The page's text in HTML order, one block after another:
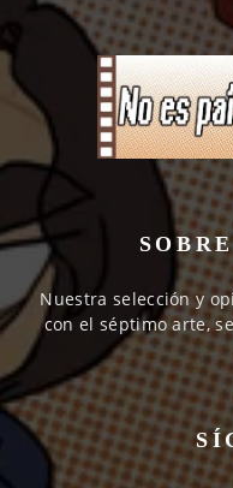
Nuestra selección y
con el séptimo arte,